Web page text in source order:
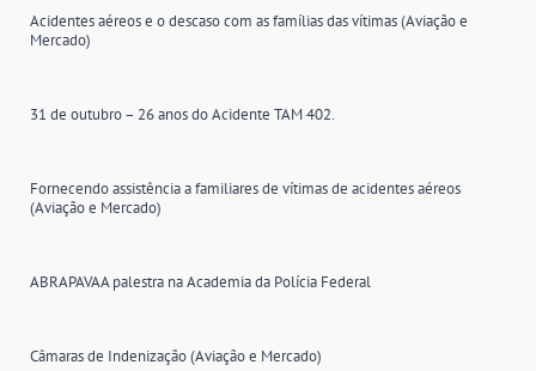
Acidentes aéreos e o descaso com as famílias das vítimas (Aviação e
Mercado)
31 de outubro – 26 anos do Acidente TAM 402.
Fornecendo assistência a familiares de vítimas de acidentes aéreos
(Aviação e Mercado)
ABRAPAVAA palestra na Academia da Polícia Federal
Câmaras de Indenização (Aviação e Mercado)